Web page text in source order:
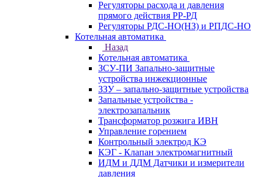
Регуляторы расхода и давления
прямого действия РР-РД
Регуляторы РДС-НО(НЗ) и РПДС-НО
Котельная автоматика
Назад
Котельная автоматика
ЗСУ-ПИ Запально-защитные
устройства инжекционные
ЗЗУ – запально-защитные устройства
Запальные устройства -
электрозапальник
Трансформатор розжига ИВН
Управление горением
Контрольный электрод КЭ
КЭГ - Клапан электромагнитный
ИДМ и ДДМ Датчики и измерители
давления